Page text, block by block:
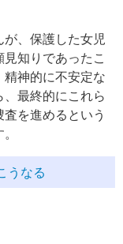
、保護した女児
知りであったこ
精神的に不安定な
最終的にこれら
を進めるという
うなる